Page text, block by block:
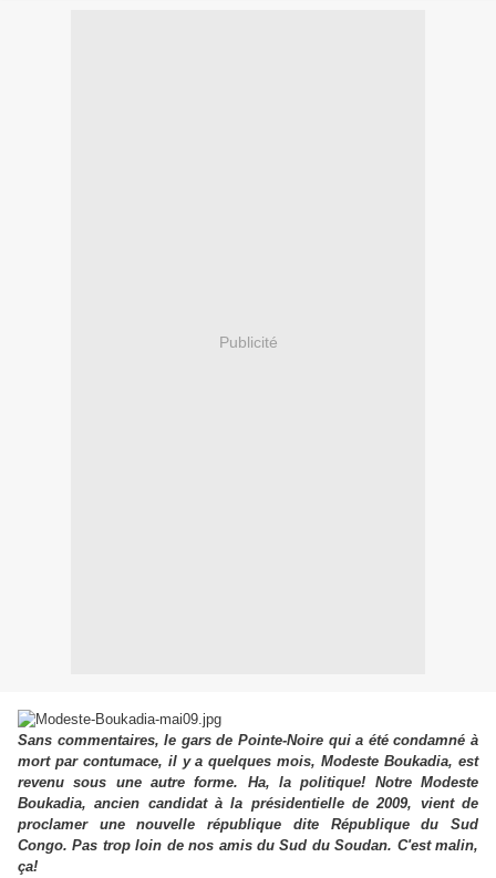
Publicité
Sans commentaires, le gars de Pointe-Noire qui a été condamné à
mort par contumace, il y a quelques mois, Modeste Boukadia, est
revenu sous une autre forme. Ha, la politique! Notre Modeste
Boukadia, ancien candidat à la présidentielle de 2009, vient de
proclamer une nouvelle république dite République du Sud
Congo. Pas trop loin de nos amis du Sud du Soudan. C'est malin,
ça!